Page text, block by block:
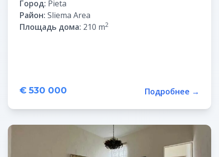
Город: Pieta
Район: Sliema Area
Площадь дома: 210 m2
€ 530 000 Подробнее →